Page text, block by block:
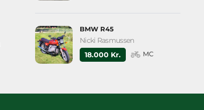
BMW R45
Nicki Rasmussen
18.000 Kr.
MC